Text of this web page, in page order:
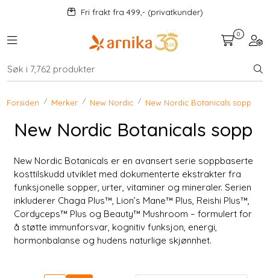
Skip to main content
Fri frakt fra 499,- (privatkunder)
Toggle navigation
0
Forsiden Merker New Nordic New Nordic Botanicals sopp
New Nordic Botanicals sopp
New Nordic Botanicals er en avansert serie soppbaserte
kosttilskudd utviklet med dokumenterte ekstrakter fra
funksjonelle sopper, urter, vitaminer og mineraler. Serien
inkluderer Chaga Plus™, Lion’s Mane™ Plus, Reishi Plus™,
Cordyceps™ Plus og Beauty™ Mushroom – formulert for
å støtte immunforsvar, kognitiv funksjon, energi,
hormonbalanse og hudens naturlige skjønnhet.
Mat og drikke
Urter
Hjem og kjøkken
Velvære
Longevity